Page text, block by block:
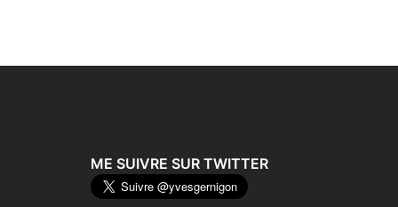
ME SUIVRE SUR TWITTER